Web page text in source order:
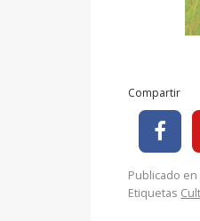
Compartir
Publicado en
Etiquetas